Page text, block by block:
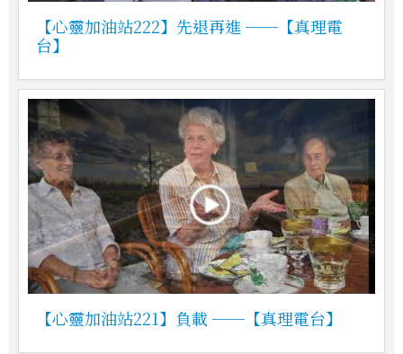
【心靈加油站222】先退再進 ──【真理電
台】
【心靈加油站221】負載 ──【真理電台】